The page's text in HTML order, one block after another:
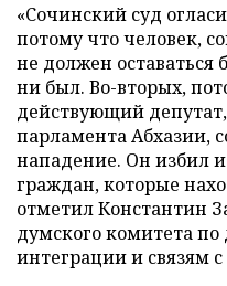
«Сочинский суд
потому что человек,
не должен
ни был. Во-вторых,
действующий
парламента Абхазии,
нападение. Он избил
граждан, которые
отметил Константин
думского комитета
интеграции и связям